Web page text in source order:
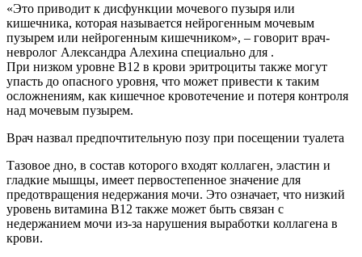
«Это приводит к дисфункции мочевого пузыря или
кишечника, которая называется нейрогенным мочевым
пузырем или нейрогенным кишечником», – говорит врач-
невролог Александра Алехина специально для .
При низком уровне B12 в крови эритроциты также могут
упасть до опасного уровня, что может привести к таким
осложнениям, как кишечное кровотечение и потеря контроля
над мочевым пузырем.
Врач назвал предпочтительную позу при посещении туалета
Тазовое дно, в состав которого входят коллаген, эластин и
гладкие мышцы, имеет первостепенное значение для
предотвращения недержания мочи. Это означает, что низкий
уровень витамина B12 также может быть связан с
недержанием мочи из-за нарушения выработки коллагена в
крови.